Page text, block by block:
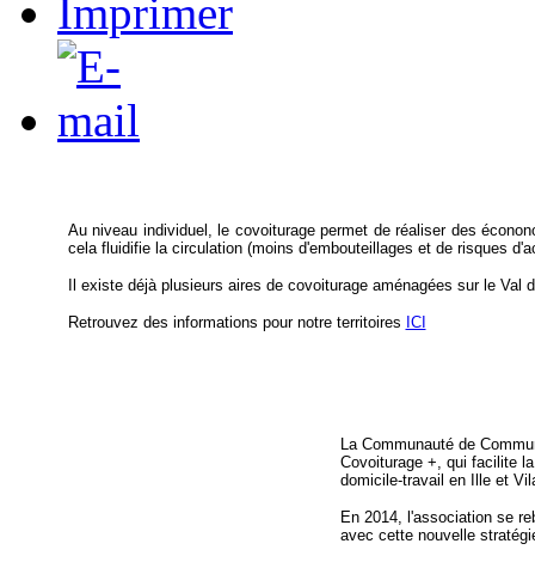
Au niveau individuel, le covoiturage permet de réaliser des
cela fluidifie la circulation (moins d'embouteillages et de risques
Il existe déjà plusieurs aires de covoiturage aménagées sur le Val
Retrouvez des informations pour notre territoires ICI
La Communauté de
Covoiturage +, qui facilite
domicile-travail en Ille et
En 2014, l'association se
avec cette nouvelle